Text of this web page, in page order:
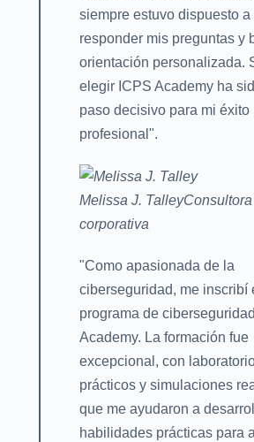
siempre estuvo dispuesto a
responder mis preguntas y
orientación personalizada.
elegir ICPS Academy ha
paso decisivo para mi éxito
profesional".
Melissa J. TalleyConsultora
corporativa
"Como apasionada de la
ciberseguridad, me inscribí
programa de
Academy. La formación fue
excepcional, con
prácticos y simulaciones
que me ayudaron a
habilidades prácticas para